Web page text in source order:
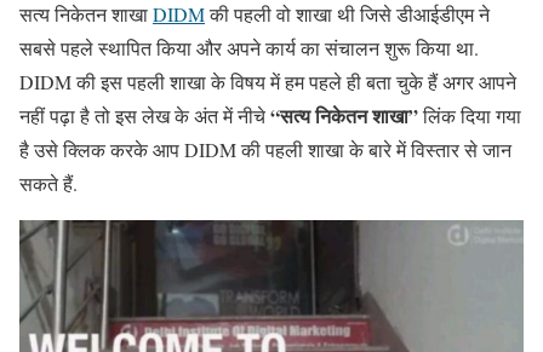
सत्य निकेतन शाखाDIDMकी पहली वो शाखा थी जिसे डीआईडीएम ने
सबसे पहले स्थापित किया और अपने कार्य का संचालन शुरू किया था.
DIDM की इस पहली शाखा के विषय में हम पहले ही बता चुके हैं अगर आपने
नहीं पढ़ा है तो इस लेख के अंत में नीचे“सत्य निकेतन शाखा”लिंक दिया गया
है उसे क्लिक करके आप DIDM की पहली शाखा के बारे में विस्तार से जान
सकते हैं.